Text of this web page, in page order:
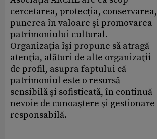
cercetarea, protecţia, conservarea,
punerea în valoare şi promovarea
patrimoniului cultural.
Organizaţia îşi propune să atragă
atenţia, alături de alte organizaţii
de profil, asupra faptului că
patrimoniul este o resursă
sensibilă şi sofisticată, în continuă
nevoie de cunoaştere şi gestionare
responsabilă.